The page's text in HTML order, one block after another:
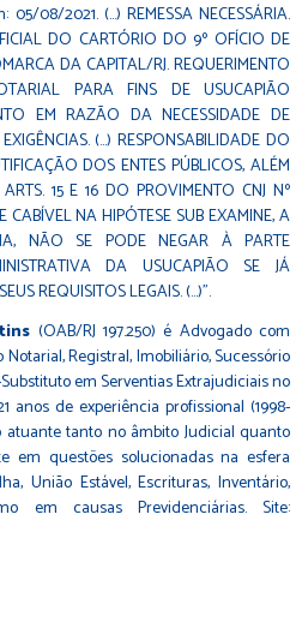
05/08/2021. (...) REMESSA NECESSÁRIA.
DO CARTÓRIO DO 9º OFÍCIO DE
DA CAPITAL/RJ. REQUERIMENTO
PARA FINS DE USUCAPIÃO
EM RAZÃO DA NECESSIDADE DE
(...) RESPONSABILIDADE DO
DOS ENTES PÚBLICOS, ALÉM
15 E 16 DO PROVIMENTO CNJ Nº
CABÍVEL NA HIPÓTESE SUB EXAMINE, A
NÃO SE PODE NEGAR À PARTE
DA USUCAPIÃO SE JÁ
REQUISITOS LEGAIS. (...)".
(OAB/RJ 197.250) é Advogado com
Registral, Imobiliário, Sucessório
em Serventias Extrajudiciais no
anos de experiência profissional (1998-
tanto no âmbito Judicial quanto
em questões solucionadas na esfera
União Estável, Escrituras, Inventário,
em causas Previdenciárias. Site: